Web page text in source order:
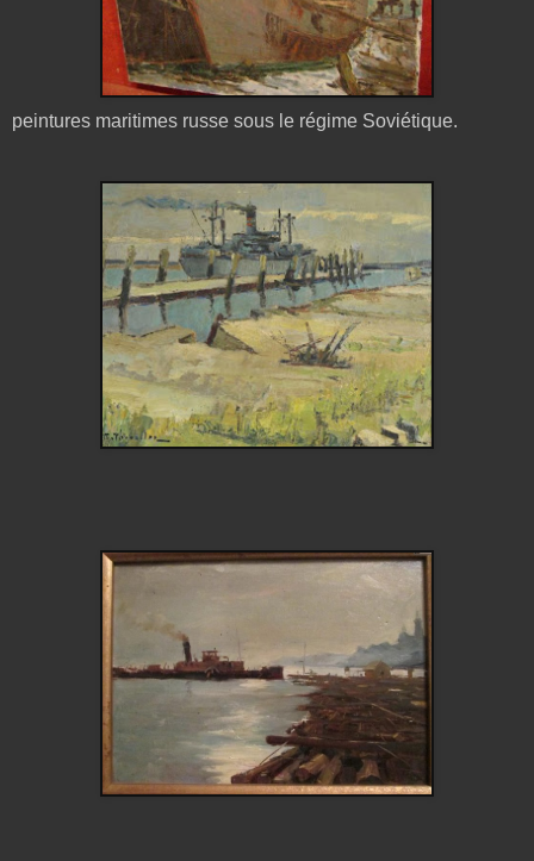
peintures maritimes russe sous le régime Soviétique.